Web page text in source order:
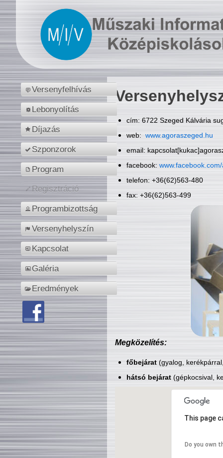
Versenyfelhívás
Lebonyolítás
Díjazás
Szponzorok
Program
Regisztráció
Programbizottság
Versenyhelyszín
Kapcsolat
Galéria
Eredmények
cím: 6722 Szeged Kálvária
web: www.agoraszeged.hu
email:
facebook:
telefon: +36(62)563-480
fax: +36(62)563-499
Megközelítés:
főbejárat(gyalog,
hátsó bejárat(gépkocsival,
This page
Do you own